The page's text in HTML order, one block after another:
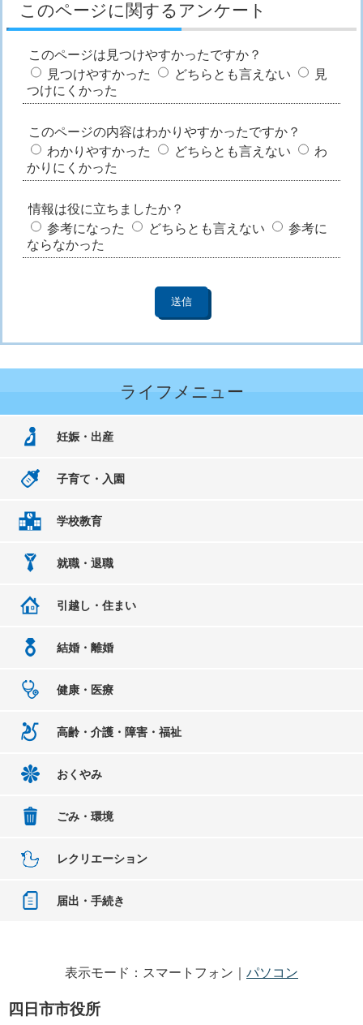
このページに関するアンケート
このページは見つけやすかったですか？
見つけやすかった
どちらとも言えない
見
つけにくかった
このページの内容はわかりやすかったですか？
わかりやすかった
どちらとも言えない
わ
かりにくかった
情報は役に立ちましたか？
参考になった
どちらとも言えない
参考に
ならなかった
ライフメニュー
妊娠・出産
子育て・入園
学校教育
就職・退職
引越し・住まい
結婚・離婚
健康・医療
高齢・介護・障害・福祉
おくやみ
ごみ・環境
レクリエーション
届出・手続き
表示モード：スマートフォン｜ パソコン
四日市市役所